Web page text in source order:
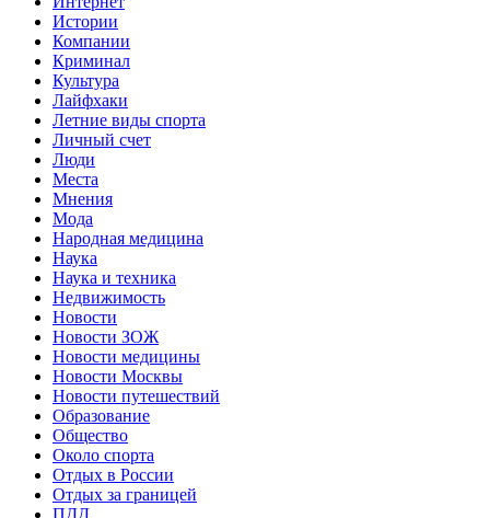
Истории
Компании
Криминал
Культура
Лайфхаки
Летние виды спорта
Личный счет
Люди
Места
Мнения
Мода
Народная медицина
Наука
Наука и техника
Недвижимость
Новости
Новости ЗОЖ
Новости медицины
Новости Москвы
Новости путешествий
Образование
Общество
Около спорта
Отдых в России
Отдых за границей
ПДД